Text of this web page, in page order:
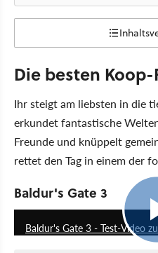
Die besten
Ihr steigt am liebsten in die
erkundet fantastische
Freunde und knüppelt
rettet den Tag in einem der
Baldur's Gate 3
Baldur's Gate 3 - Test-Video